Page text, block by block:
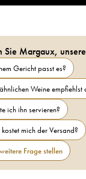
Sie Margaux,
Gericht passt es?
Weine empfiehlst
ich ihn servieren?
mich der Versand?
Frage stellen